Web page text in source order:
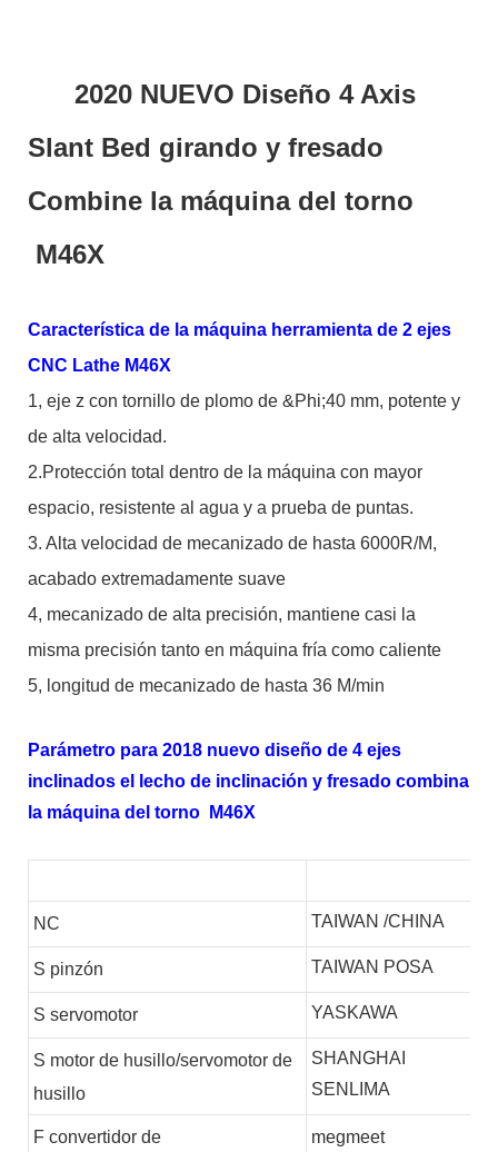
2020 NUEVO Diseño 4 Axis
Slant Bed girando y fresado
Combine la máquina del torno
M46X
Característica de la máquina herramienta de 2 ejes
CNC Lathe M46X
1, eje z con tornillo de plomo de &Phi;40 mm, potente y
de alta velocidad.
2.Protección total dentro de la máquina con mayor
espacio, resistente al agua y a prueba de puntas.
3. Alta velocidad de mecanizado de hasta 6000R/M,
acabado extremadamente suave
4, mecanizado de alta precisión, mantiene casi la
misma precisión tanto en máquina fría como caliente
5, longitud de mecanizado de hasta 36 M/min
Parámetro para 2018 nuevo diseño de 4 ejes
inclinados el lecho de inclinación y fresado combina
la máquina del torno M46X
NC TAIWAN /CHINA
S pinzón TAIWAN POSA
S servomotor YASKAWA
S motor de husillo/servomotor de
husillo
SHANGHAI
SENLIMA
F convertidor de
megmeet